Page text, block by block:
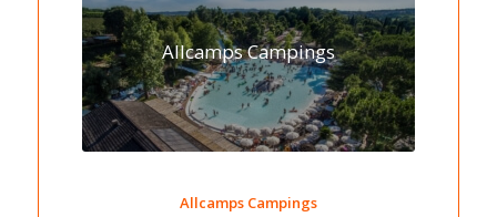
Allcamps Campings
Allcamps Campings